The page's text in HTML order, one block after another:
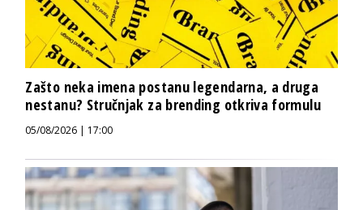
Zašto neka imena postanu legendarna, a druga
nestanu? Stručnjak za brending otkriva formulu
05/08/2026 | 17:00